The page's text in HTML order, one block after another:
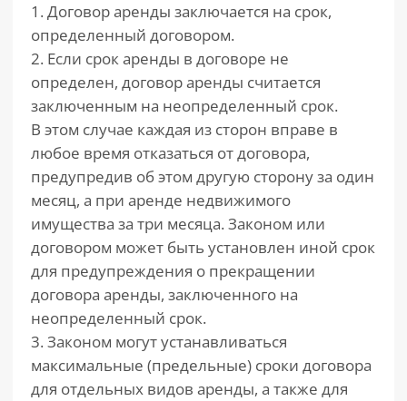
1. Договор аренды заключается на срок,
определенный договором.
2. Если срок аренды в договоре не
определен, договор аренды считается
заключенным на неопределенный срок.
В этом случае каждая из сторон вправе в
любое время отказаться от договора,
предупредив об этом другую сторону за один
месяц, а при аренде недвижимого
имущества за три месяца. Законом или
договором может быть установлен иной срок
для предупреждения о прекращении
договора аренды, заключенного на
неопределенный срок.
3. Законом могут устанавливаться
максимальные (предельные) сроки договора
для отдельных видов аренды, а также для